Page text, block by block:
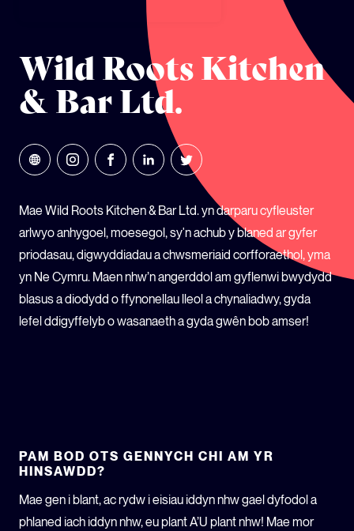
Wild Roots Kitchen
& Bar Ltd.
Mae Wild Roots Kitchen & Bar Ltd. yn darparu cyfleuster
arlwyo anhygoel, moesegol, sy'n achub y blaned ar gyfer
priodasau, digwyddiadau a chwsmeriaid corfforaethol, yma
yn Ne Cymru. Maen nhw’n angerddol am gyflenwi bwydydd
blasus a diodydd o ffynonellau lleol a chynaliadwy, gyda
lefel ddigyffelyb o wasanaeth a gyda gwên bob amser!
PAM BOD OTS GENNYCH CHI AM YR
HINSAWDD?
Mae gen i blant, ac rydw i eisiau iddyn nhw gael dyfodol a
phlaned iach iddyn nhw, eu plant A’U plant nhw! Mae mor
LLYSGENHADON HINSAWDD IEUENCTID
YSGOLION